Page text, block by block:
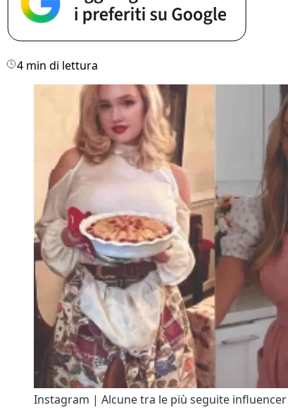
4 min di lettura
Instagram | Alcune tra le più seguite